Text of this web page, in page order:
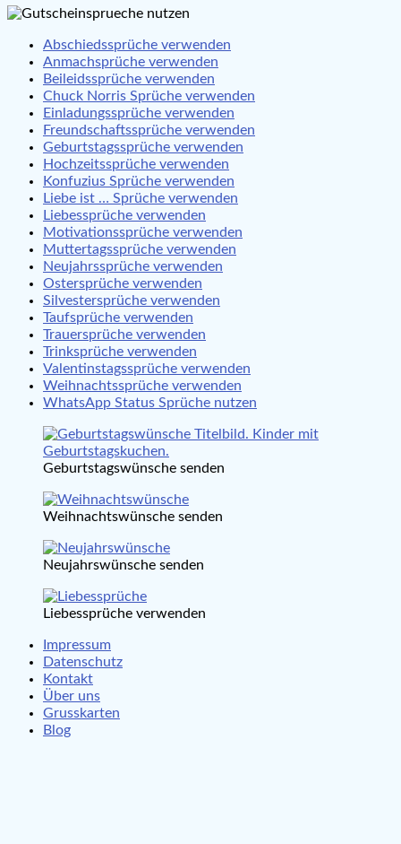
Abschiedssprüche verwenden
Anmachsprüche verwenden
Beileidssprüche verwenden
Chuck Norris Sprüche verwenden
Einladungssprüche verwenden
Freundschaftssprüche verwenden
Geburtstagssprüche verwenden
Hochzeitssprüche verwenden
Konfuzius Sprüche verwenden
Liebe ist … Sprüche verwenden
Liebessprüche verwenden
Motivationssprüche verwenden
Muttertagssprüche verwenden
Neujahrssprüche verwenden
Ostersprüche verwenden
Silvestersprüche verwenden
Taufsprüche verwenden
Trauersprüche verwenden
Trinksprüche verwenden
Valentinstagssprüche verwenden
Weihnachtssprüche verwenden
WhatsApp Status Sprüche nutzen
Geburtstagswünsche senden
Weihnachtswünsche senden
Neujahrswünsche senden
Liebessprüche verwenden
Impressum
Datenschutz
Kontakt
Über uns
Grusskarten
Blog